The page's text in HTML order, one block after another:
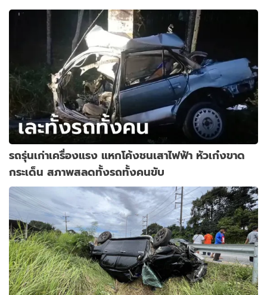
รถรุ่นเก่าเครื่องแรง แหกโค้งชนเสาไฟฟ้า หัวเก๋งขาด
กระเด็น สภาพสลดทั้งรถทั้งคนขับ